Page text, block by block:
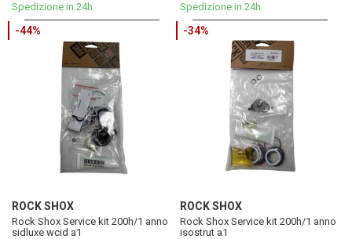
Spedizione in 24h Spedizione in 24h
-44%
ROCK SHOX
Rock Shox Service kit 200h/1 anno
sidluxe wcid a1
-34%
ROCK SHOX
Rock Shox Service kit 200h/1 anno
isostrut a1